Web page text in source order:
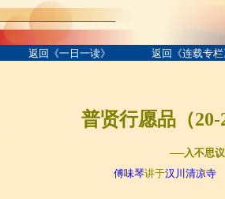
返回《一日一读》 返回《连载专栏
普贤行愿品（20-2
──入不思议
傅味琴讲于汉川清凉寺